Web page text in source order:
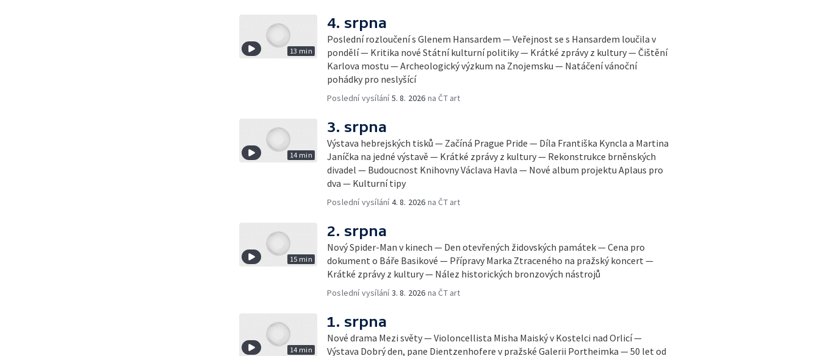
13 min
4. srpna
Poslední rozloučení s Glenem Hansardem — Veřejnost se s Hansardem loučila v
pondělí — Kritika nové Státní kulturní politiky — Krátké zprávy z kultury — Čištění
Karlova mostu — Archeologický výzkum na Znojemsku — Natáčení vánoční
pohádky pro neslyšící
Poslední vysílání5. 8. 2026 na ČT art
14 min
3. srpna
Výstava hebrejských tisků — Začíná Prague Pride — Díla Františka Kyncla a Martina
Janíčka na jedné výstavě — Krátké zprávy z kultury — Rekonstrukce brněnských
divadel — Budoucnost Knihovny Václava Havla — Nové album projektu Aplaus pro
dva — Kulturní tipy
Poslední vysílání4. 8. 2026 na ČT art
15 min
2. srpna
Nový Spider-Man v kinech — Den otevřených židovských památek — Cena pro
dokument o Báře Basikové — Přípravy Marka Ztraceného na pražský koncert —
Krátké zprávy z kultury — Nález historických bronzových nástrojů
Poslední vysílání3. 8. 2026 na ČT art
14 min
1. srpna
Nové drama Mezi světy — Violoncellista Misha Maiský v Kostelci nad Orlicí —
Výstava Dobrý den, pane Dientzenhofere v pražské Galerii Portheimka — 50 let od